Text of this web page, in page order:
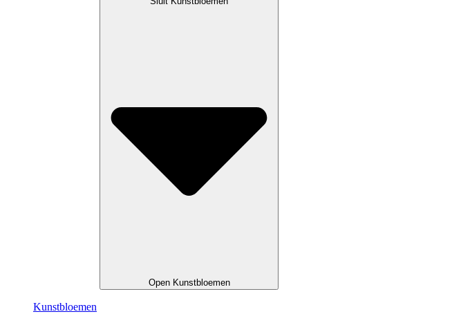
Open Kunstbloemen
Kunstbloemen